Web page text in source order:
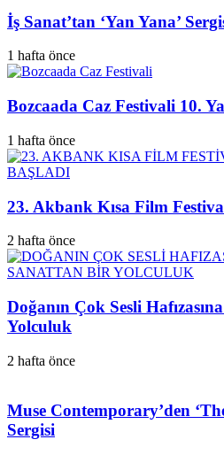
İş Sanat’tan ‘Yan Yana’
1 hafta önce
Bozcaada Caz Festivali 10.
1 hafta önce
23. Akbank Kısa Film
2 hafta önce
Doğanın Çok Sesli
Yolculuk
2 hafta önce
Muse Contemporary’den
Sergisi